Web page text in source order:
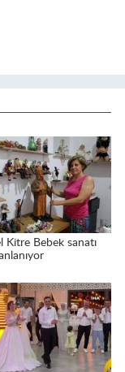
Kitre Bebek sanatı